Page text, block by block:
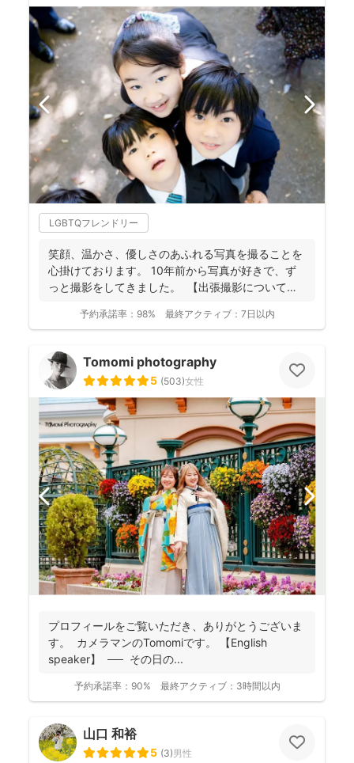
LGBTQフレンドリー
笑顔、温かさ、優しさのあふれる写真を撮ることを
心掛けております。 10年前から写真が好きで、ず
っと撮影をしてきました。 【出張撮影について】
予約承諾率： 98% 最終アクティブ： 7日以内
Tomomi photography
5 (503)女性
プロフィールをご覧いただき、ありがとうございま
す。 カメラマンのTomomiです。 【English
speaker】 ── その日の...
予約承諾率： 90% 最終アクティブ： 3時間以内
山口 和裕
5 (3)男性